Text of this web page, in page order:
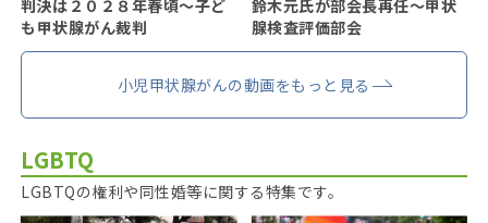
判決は２０２８年春頃〜子ど
も甲状腺がん裁判
鈴木元氏が部会長再任〜甲状
腺検査評価部会
小児甲状腺がんの動画をもっと見る
LGBTQ
LGBTQの権利や同性婚等に関する特集です。